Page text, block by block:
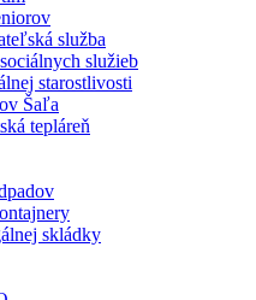
služba
služieb
starostlivosti
Šaľa
tepláreň
skládky